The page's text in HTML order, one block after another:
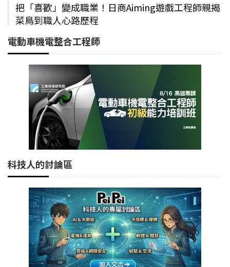
把「喜歡」變成職業！日商Aiming遊戲工程師親揭
菜鳥到職人心路歷程
電動車機電整合工程師
科技人的討論區